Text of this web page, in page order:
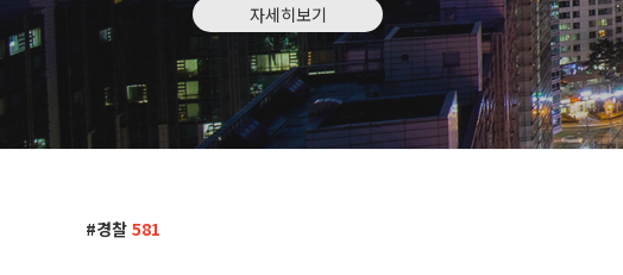
자세히보기
경찰 581